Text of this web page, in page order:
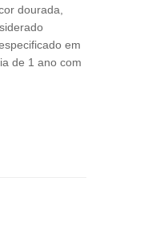
dourada,
em
de 1 ano com